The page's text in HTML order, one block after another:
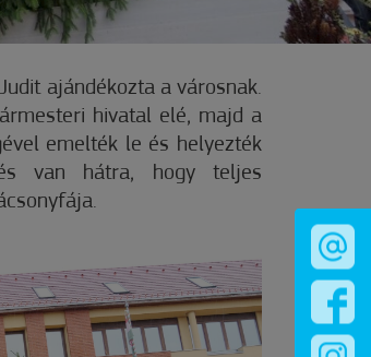
ajándékozta a városnak.
hivatal elé, majd a
emelték le és helyezték
van hátra, hogy teljes